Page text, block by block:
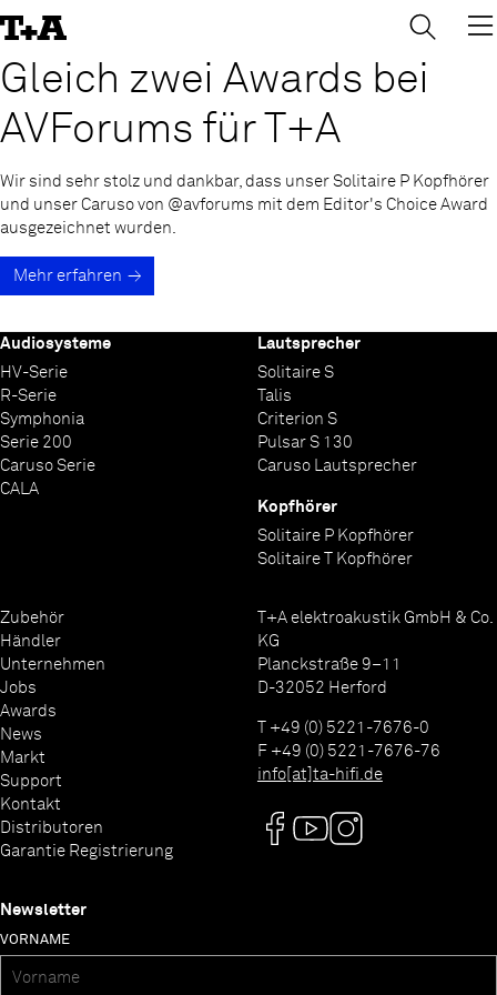
to
Gleich zwei Awards bei
AVForums für T+A
Wir sind sehr stolz und dankbar, dass unser Solitaire P Kopfhörer
und unser Caruso von @avforums mit dem Editor's Choice Award
ausgezeichnet wurden.
Mehr erfahren
Audiosysteme
HV-Serie
R-Serie
Symphonia
Serie 200
Caruso Serie
CALA
Lautsprecher
Solitaire S
Talis
Criterion S
Pulsar S 130
Caruso Lautsprecher
Kopfhörer
Solitaire P Kopfhörer
Solitaire T Kopfhörer
Zubehör
Händler
Unternehmen
Jobs
Awards
News
Markt
Support
Kontakt
Distributoren
Garantie Registrierung
T+A elektroakustik GmbH & Co.
KG
Planckstraße 9–11
D-32052 Herford
T +49 (0) 5221-7676-0
F +49 (0) 5221-7676-76
info[at]ta-hifi.de
Newsletter
VORNAME
→ ×